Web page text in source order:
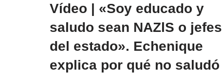
Vídeo | «Soy educado y
saludo sean NAZlS o jefes
del estado». Echenique
explica por qué no saludó